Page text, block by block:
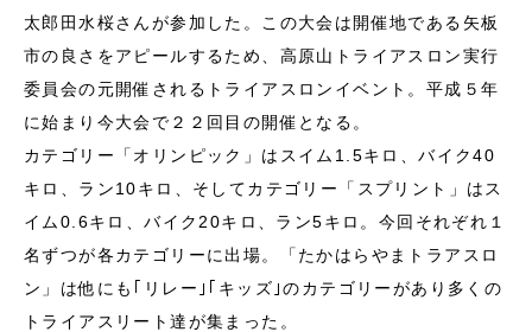
太郎田水桜さんが参加した。この大会は開催地である矢板
市の良さをアピールするため、高原山トライアスロン実行
委員会の元開催されるトライアスロンイベント。平成５年
に始まり今大会で２２回目の開催となる。
カテゴリー「オリンピック」はスイム1.5キロ、バイク40
キロ、ラン10キロ、そしてカテゴリー「スプリント」はス
イム0.6キロ、バイク20キロ、ラン5キロ。今回それぞれ１
名ずつが各カテゴリーに出場。「たかはらやまトラアスロ
ン」は他にも｢リレー｣｢キッズ｣のカテゴリーがあり多くの
トライアスリート達が集まった。